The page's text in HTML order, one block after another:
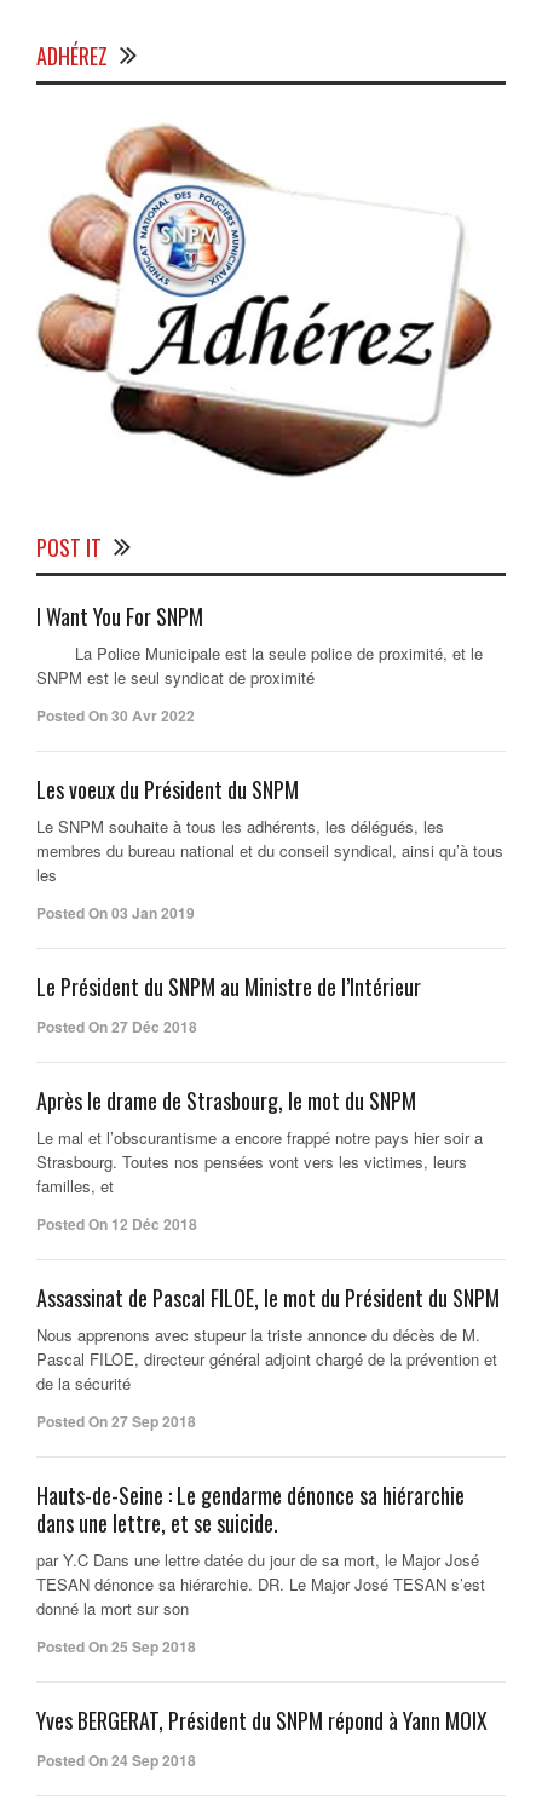
ADHÉREZ
POST IT
I Want You For SNPM
La Police Municipale est la seule police de proximité, et le
SNPM est le seul syndicat de proximité
Posted On 30 Avr 2022
Les voeux du Président du SNPM
Le SNPM souhaite à tous les adhérents, les délégués, les
membres du bureau national et du conseil syndical, ainsi qu’à tous
les
Posted On 03 Jan 2019
Le Président du SNPM au Ministre de l’Intérieur
Posted On 27 Déc 2018
Après le drame de Strasbourg, le mot du SNPM
Le mal et l’obscurantisme a encore frappé notre pays hier soir a
Strasbourg. Toutes nos pensées vont vers les victimes, leurs
familles, et
Posted On 12 Déc 2018
Assassinat de Pascal FILOE, le mot du Président du SNPM
Nous apprenons avec stupeur la triste annonce du décès de M.
Pascal FILOE, directeur général adjoint chargé de la prévention et
de la sécurité
Posted On 27 Sep 2018
Hauts-de-Seine : Le gendarme dénonce sa hiérarchie
dans une lettre, et se suicide.
par Y.C Dans une lettre datée du jour de sa mort, le Major José
TESAN dénonce sa hiérarchie. DR. Le Major José TESAN s’est
donné la mort sur son
Posted On 25 Sep 2018
Yves BERGERAT, Président du SNPM répond à Yann MOIX
Posted On 24 Sep 2018